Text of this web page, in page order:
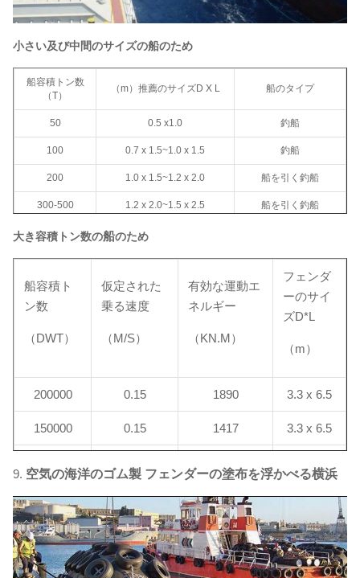
* 3.のすべてのaccessoriresは顧客の要求かデッサンに従ってカスタマイ
ズできる。
小さい及び中間のサイズの船のため
船容積トン数
（T）
（m）推薦のサイズD X L 船のタイプ
50 0.5 x1.0 釣船
100 0.7 x 1.5~1.0 x 1.5 釣船
200 1.0 x 1.5~1.2 x 2.0 船を引く釣船
300-500 1.2 x 2.0~1.5 x 2.5 船を引く釣船
1000 1.5 x 2.5~1.5 x 3.0
3000 2.0 x 3.0~2.0 x 3.5
貨物船、海洋のトロ
10000 2.0 x 3.5~2.5 x 4.0 貨物船
大き容積トン数の船のため
船容積ト
ン数
（DWT）
仮定された
乗る速度
（M/S）
有効な運動エ
ネルギー
（KN.M）
フェンダ
ーのサイ
ズD*L
（m）
200000 0.15 1890 3.3 x 6.5
150000 0.15 1417 3.3 x 6.5
85000 0.17 1031 3.0 x 6.0
50000 0.18 680 2.5 x 5.5
40000 0.20 672 2.5 x 5.5
9. 空気の海洋のゴム製 フェンダーの塗布を浮かべる横浜